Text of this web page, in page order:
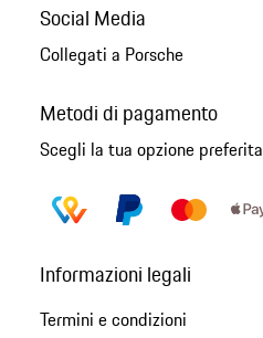
Social Media
Collegati a Porsche
Metodi di pagamento
Scegli la tua opzione preferita
Informazioni legali
Termini e condizioni